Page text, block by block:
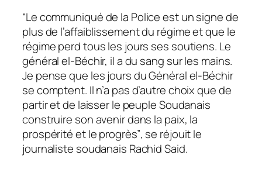
“Le communiqué de la Police est un signe de
plus de l’affaiblissement du régime et que le
régime perd tous les jours ses soutiens. Le
général el-Béchir, il a du sang sur les mains.
Je pense que les jours du Général el-Béchir
se comptent. Il n’a pas d’autre choix que de
partir et de laisser le peuple Soudanais
construire son avenir dans la paix, la
prospérité et le progrès”, se réjouit le
journaliste soudanais Rachid Said.